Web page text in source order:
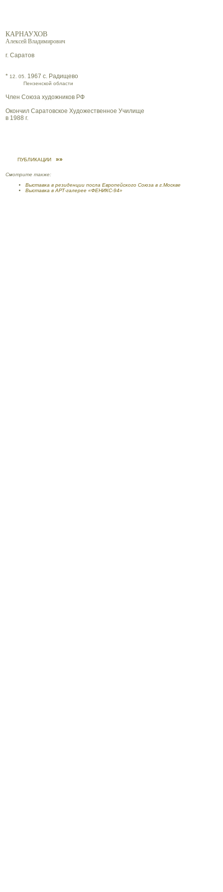
КАРНАУХОВ
Алексей Владимирович
г. Саратов
* 12. 05. 1967 с. Радищево
Пензенской области
Член Союза художников РФ
Окончил Саратовское Художественное Училище
в 1988 г.
ПУБЛИКАЦИИ »»
Смотрите также:
Выставка в резиденции посла Европейского Союза в г.Москве
Выставка в АРТ-галерее «ФЕНИКС-94»